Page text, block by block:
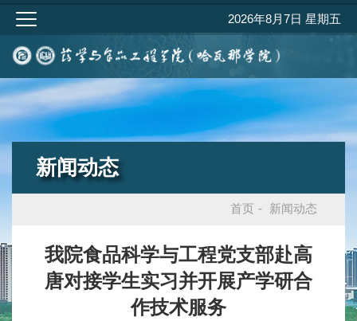
2026年8月7日 星期五
新闻动态
首页 - 新闻动态
我院食品科学与工程党支部赴高
唐对接学生实习并开展产学研合
作技术服务